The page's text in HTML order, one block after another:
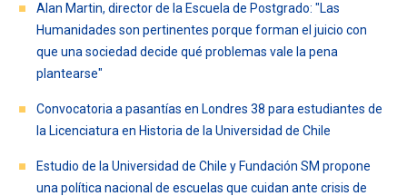
Alan Martin, director de la Escuela de Postgrado: "Las
Humanidades son pertinentes porque forman el juicio con
que una sociedad decide qué problemas vale la pena
plantearse"
Convocatoria a pasantías en Londres 38 para estudiantes de
la Licenciatura en Historia de la Universidad de Chile
Estudio de la Universidad de Chile y Fundación SM propone
una política nacional de escuelas que cuidan ante crisis de